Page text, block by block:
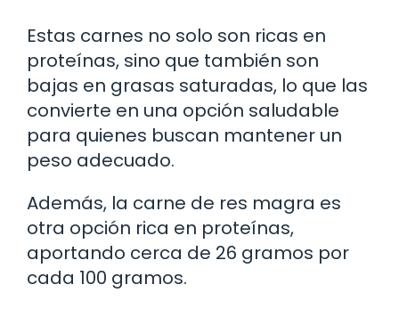
Estas carnes no solo son ricas en
proteínas, sino que también son
bajas en grasas saturadas, lo que las
convierte en una opción saludable
para quienes buscan mantener un
peso adecuado.
Además, la carne de res magra es
otra opción rica en proteínas,
aportando cerca de 26 gramos por
cada 100 gramos.